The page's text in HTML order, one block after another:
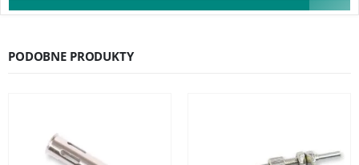
PODOBNE PRODUKTY